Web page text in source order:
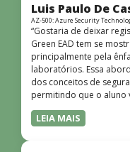
Luis Paulo De
AZ-500: Azure Security
“Gostaria de deixar
Green EAD tem se
principalmente pela
laboratórios. Essa
dos conceitos de
permitindo que o aluno
conhecimentos em
ponto muito positivo é
LEIA MAIS